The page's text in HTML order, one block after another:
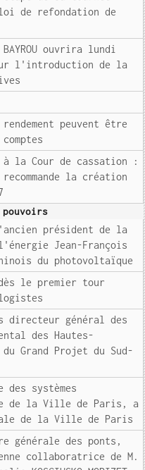
de refondation de
ouvrira lundi
l'introduction de la
peuvent être
la Cour de cassation :
la création
pouvoirs
président de la
Jean-François
du photovoltaïque
dès le premier tour
directeur général des
des Hautes-
Grand Projet du Sud-
des systèmes
de la Ville de Paris, a
de la Ville de Paris
générale des ponts,
collaboratrice de M.